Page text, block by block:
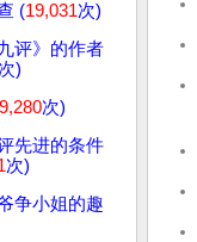
(19,031次)
评》的作者
次)
次)
先进的条件
次)
争小姐的趣